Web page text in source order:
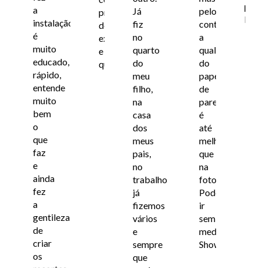
a
instalação
é
muito
educado,
rápido,
entende
muito
bem
o
que
faz
e
ainda
fez
a
gentileza
de
criar
os
produtos
de
excelência
e
qualidade.
Já
fiz
no
quarto
do
meu
filho,
na
casa
dos
meus
pais,
no
trabalho
já
fizemos
vários
e
sempre
que
pelo
contrário,
a
qualidade
do
papel
de
parede
é
até
melhor
que
na
foto.
Podem
ir
sem
medo!
Show.